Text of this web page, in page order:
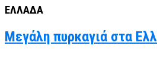
ΕΛΛΑΔΑ
Μεγάλη πυρκαγιά στα